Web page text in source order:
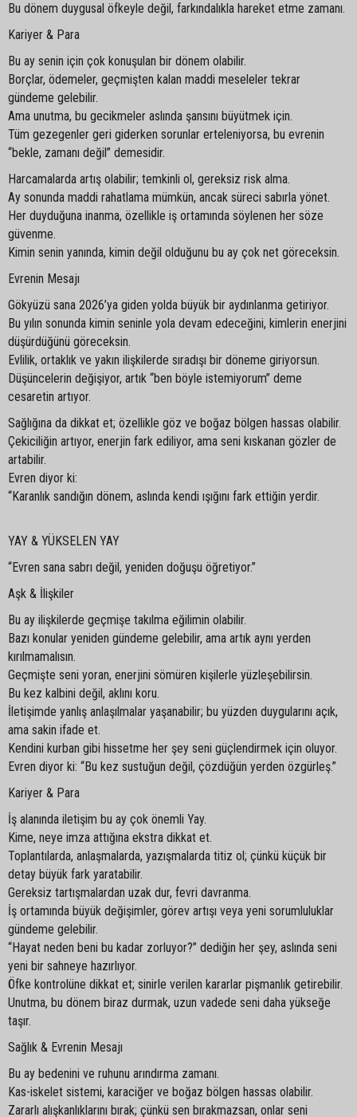
Bu dönem duygusal öfkeyle değil, farkındalıkla hareket etme zamanı.
Kariyer & Para
Bu ay senin için çok konuşulan bir dönem olabilir.
Borçlar, ödemeler, geçmişten kalan maddi meseleler tekrar
gündeme gelebilir.
Ama unutma, bu gecikmeler aslında şansını büyütmek için.
Tüm gezegenler geri giderken sorunlar erteleniyorsa, bu evrenin
“bekle, zamanı değil” demesidir.
Harcamalarda artış olabilir; temkinli ol, gereksiz risk alma.
Ay sonunda maddi rahatlama mümkün, ancak süreci sabırla yönet.
Her duyduğuna inanma, özellikle iş ortamında söylenen her söze
güvenme.
Kimin senin yanında, kimin değil olduğunu bu ay çok net göreceksin.
Evrenin Mesajı
Gökyüzü sana 2026’ya giden yolda büyük bir aydınlanma getiriyor.
Bu yılın sonunda kimin seninle yola devam edeceğini, kimlerin enerjini
düşürdüğünü göreceksin.
Evlilik, ortaklık ve yakın ilişkilerde sıradışı bir döneme giriyorsun.
Düşüncelerin değişiyor, artık “ben böyle istemiyorum” deme
cesaretin artıyor.
Sağlığına da dikkat et; özellikle göz ve boğaz bölgen hassas olabilir.
Çekiciliğin artıyor, enerjin fark ediliyor, ama seni kıskanan gözler de
artabilir.
Evren diyor ki:
“Karanlık sandığın dönem, aslında kendi ışığını fark ettiğin yerdir.
YAY & YÜKSELEN YAY
“Evren sana sabrı değil, yeniden doğuşu öğretiyor.”
Aşk & İlişkiler
Bu ay ilişkilerde geçmişe takılma eğilimin olabilir.
Bazı konular yeniden gündeme gelebilir, ama artık aynı yerden
kırılmamalısın.
Geçmişte seni yoran, enerjini sömüren kişilerle yüzleşebilirsin.
Bu kez kalbini değil, aklını koru.
İletişimde yanlış anlaşılmalar yaşanabilir; bu yüzden duygularını açık,
ama sakin ifade et.
Kendini kurban gibi hissetme her şey seni güçlendirmek için oluyor.
Evren diyor ki: “Bu kez sustuğun değil, çözdüğün yerden özgürleş.”
Kariyer & Para
İş alanında iletişim bu ay çok önemli Yay.
Kime, neye imza attığına ekstra dikkat et.
Toplantılarda, anlaşmalarda, yazışmalarda titiz ol; çünkü küçük bir
detay büyük fark yaratabilir.
Gereksiz tartışmalardan uzak dur, fevri davranma.
İş ortamında büyük değişimler, görev artışı veya yeni sorumluluklar
gündeme gelebilir.
“Hayat neden beni bu kadar zorluyor?” dediğin her şey, aslında seni
yeni bir sahneye hazırlıyor.
Öfke kontrolüne dikkat et; sinirle verilen kararlar pişmanlık getirebilir.
Unutma, bu dönem biraz durmak, uzun vadede seni daha yükseğe
taşır.
Sağlık & Evrenin Mesajı
Bu ay bedenini ve ruhunu arındırma zamanı.
Kas-iskelet sistemi, karaciğer ve boğaz bölgen hassas olabilir.
Zararlı alışkanlıklarını bırak; çünkü sen bırakmazsan, onlar seni